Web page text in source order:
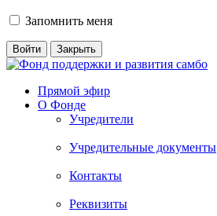
Запомнить меня
Прямой эфир
О Фонде
Учредители
Учредительные документы
Контакты
Реквизиты